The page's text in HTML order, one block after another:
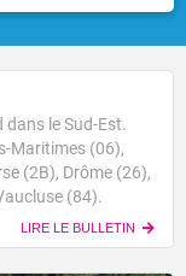
le Sud-Est.
Maritimes (06),
(2B), Drôme (26),
(84).
LIRE LE BULLETIN